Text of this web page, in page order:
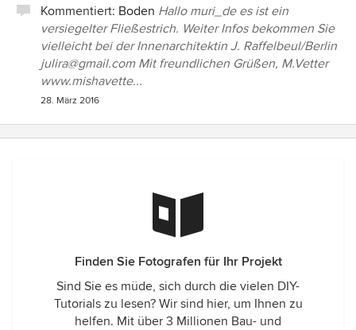
Kommentiert: Boden Hallo muri_de es ist ein
versiegelter Fließestrich. Weiter Infos bekommen Sie
vielleicht bei der Innenarchitektin J. Raffelbeul/Berlin
julira@gmail.com Mit freundlichen Grüßen, M.Vetter
www.mishavette...
28. März 2016
Finden Sie Fotografen für Ihr Projekt
Sind Sie es müde, sich durch die vielen DIY-
Tutorials zu lesen? Wir sind hier, um Ihnen zu
helfen. Mit über 3 Millionen Bau- und